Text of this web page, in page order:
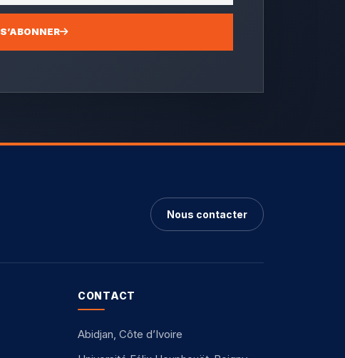
S’ABONNER
Nous contacter
CONTACT
Abidjan, Côte d’Ivoire